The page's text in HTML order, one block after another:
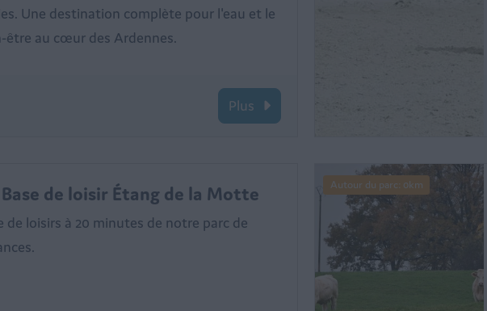
Une destination complète pour l'eau et le
être au cœur des Ardennes.
Plus
Base de loisir Étang de la Motte
de loisirs à 20 minutes de notre parc de
Autour du parc: 0km